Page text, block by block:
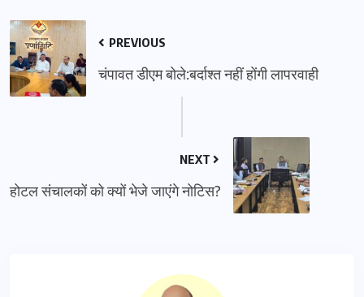
PREVIOUS
चंपावत डीएम बोले:बर्दाश्त नहीं होंगी लापरवाही
NEXT
होटल संचालकों को क्यों भेजे जाएंगे नोटिस?